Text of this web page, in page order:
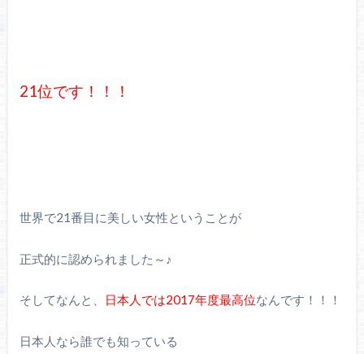
21位です！！！
世界で21番目に美しい女性ということが
正式的に認められました～♪
そしてなんと、 日本人では2017年度最高位なんです！！！
日本人なら誰でも知っている